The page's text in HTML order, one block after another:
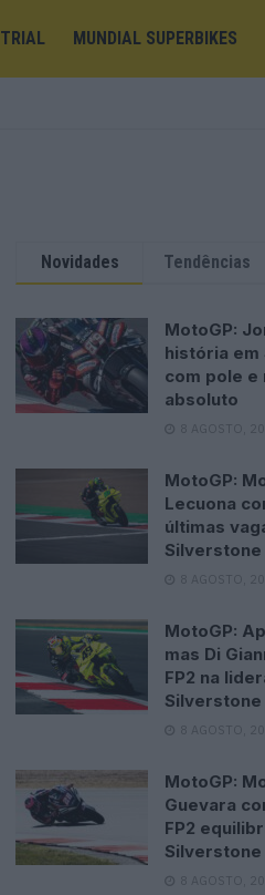
TRIAL MUNDIAL SUPERBIKES
Novidades Tendências
MotoGP:
história
com pole
absoluto
8 AGOSTO,
MotoGP:
Lecuona
últimas
Silverstone
8 AGOSTO,
MotoGP:
mas Di
FP2 na
Silverstone
8 AGOSTO,
MotoGP:
Guevara
FP2
Silverstone
8 AGOSTO,